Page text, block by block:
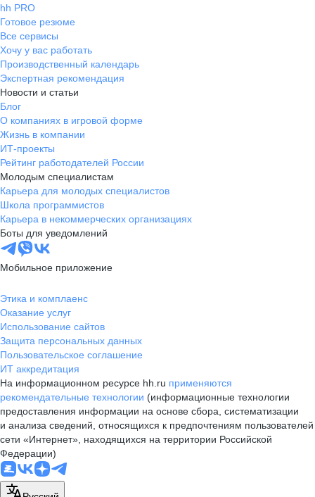
hh PRO
Готовое резюме
Все сервисы
Хочу у вас работать
Производственный календарь
Экспертная рекомендация
Новости и статьи
Блог
О компаниях в игровой форме
Жизнь в компании
ИТ-проекты
Рейтинг работодателей России
Молодым специалистам
Карьера для молодых специалистов
Школа программистов
Карьера в некоммерческих организациях
Боты для уведомлений
Мобильное приложение
Этика и комплаенс
Оказание услуг
Использование сайтов
Защита персональных данных
Пользовательское соглашение
ИТ аккредитация
На информационном ресурсе hh.ru применяются
рекомендательные технологии (информационные технологии
предоставления информации на основе сбора, систематизации
и анализа сведений, относящихся к предпочтениям пользователей
сети «Интернет», находящихся на территории Российской
Федерации)